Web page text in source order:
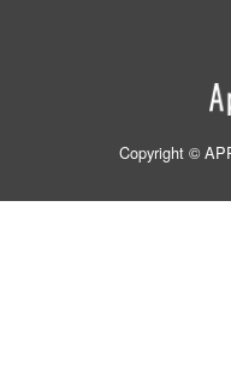
Copyright ©